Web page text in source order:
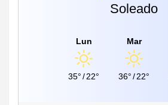
Soleado
Lun
35°/22°
Mar
36°/22°